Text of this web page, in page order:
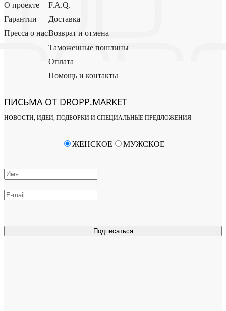
О проекте
Гарантии
Пресса о нас
F.A.Q.
Доставка
Возврат и отмена
Таможенные пошлины
Оплата
Помощь и контакты
ПИСЬМА ОТ DROPP.MARKET
НОВОСТИ, ИДЕИ, ПОДБОРКИ И СПЕЦИАЛЬНЫЕ ПРЕДЛОЖЕНИЯ
Подписаться
ЖЕНСКОЕ МУЖСКОЕ